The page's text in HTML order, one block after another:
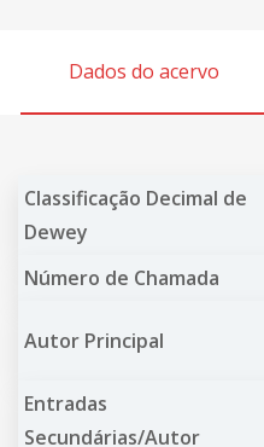
Dados do acervo
Classificação Decimal de
Dewey
Número de Chamada
Autor Principal
Entradas
Secundárias/Autor